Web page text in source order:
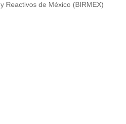
Reactivos de México (BIRMEX)